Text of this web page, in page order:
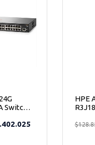
Switch
HPE
para